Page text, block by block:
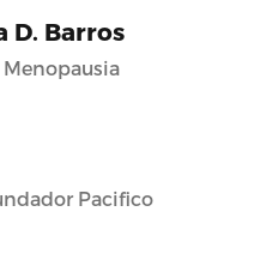
D. Barros
Pacifico